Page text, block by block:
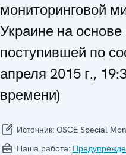
мониторинговой
Украине на
поступившей по
апреля 2015 г.,
времени)
Источник: OSCE Special
Наша работа: